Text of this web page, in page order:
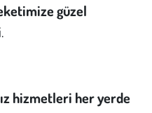
güzel
hizmetleri her yerde